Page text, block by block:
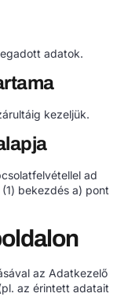
adatok.
kezeljük.
ad
bekezdés a) pont
az Adatkezelő
az érintett adatait